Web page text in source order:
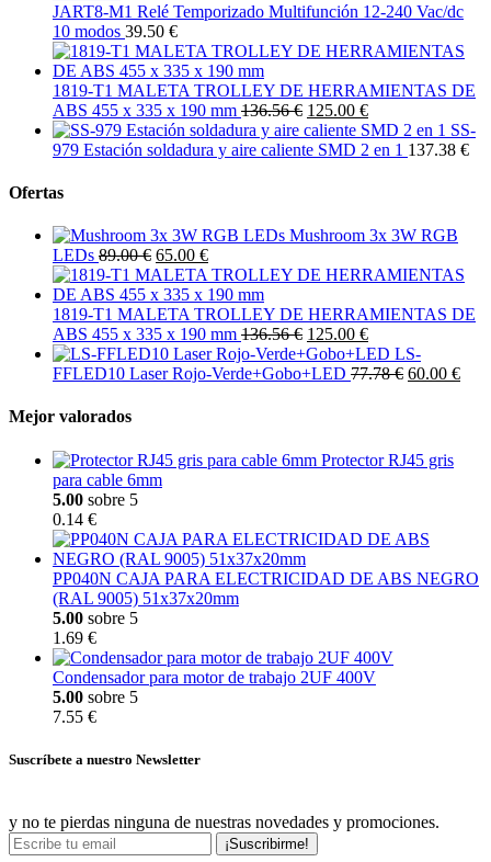
JART8-M1 Relé Temporizado Multifunción 12-240 Vac/dc
10 modos 39.50 €
1819-T1 MALETA TROLLEY DE HERRAMIENTAS DE
ABS 455 x 335 x 190 mm 136.56 € 125.00 €
SS-
979 Estación soldadura y aire caliente SMD 2 en 1 137.38 €
Ofertas
Mushroom 3x 3W RGB
LEDs 89.00 € 65.00 €
1819-T1 MALETA TROLLEY DE HERRAMIENTAS DE
ABS 455 x 335 x 190 mm 136.56 € 125.00 €
LS-
FFLED10 Laser Rojo-Verde+Gobo+LED 77.78 € 60.00 €
Mejor valorados
Protector RJ45 gris
para cable 6mm
5.00 sobre 5
0.14 €
PP040N CAJA PARA ELECTRICIDAD DE ABS NEGRO
(RAL 9005) 51x37x20mm
5.00 sobre 5
1.69 €
Condensador para motor de trabajo 2UF 400V
5.00 sobre 5
7.55 €
Suscríbete a nuestro Newsletter
y no te pierdas ninguna de nuestras novedades y promociones.
¡Suscribirme!